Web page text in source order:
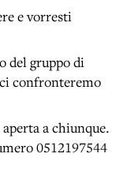
e vorresti
del gruppo di
confronteremo
a chiunque.
0512197544